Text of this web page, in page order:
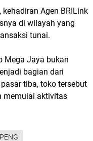
Agen BRILink
di wilayah yang
tunai.
Mega Jaya bukan
bagian dari
tiba, toko tersebut
memulai aktivitas